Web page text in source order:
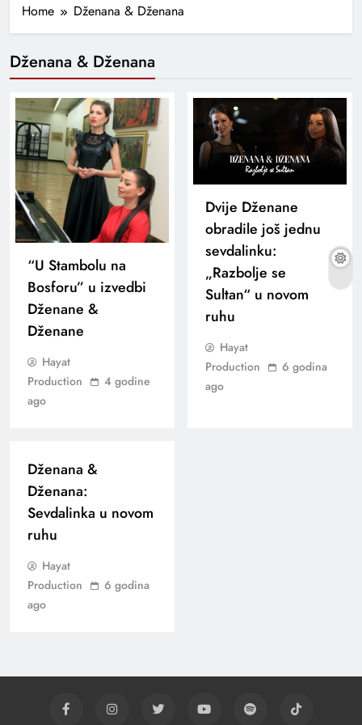
Home Dženana & Dženana
Dženana & Dženana
“U Stambolu na
Bosforu” u izvedbi
Dženane &
Dženane
Hayat
Production
4 godine
ago
Dvije Dženane
obradile još jednu
sevdalinku:
„Razbolje se
Sultan“ u novom
ruhu
Hayat
Production
6 godina
ago
Dženana &
Dženana:
Sevdalinka u novom
ruhu
Hayat
Production
6 godina
ago